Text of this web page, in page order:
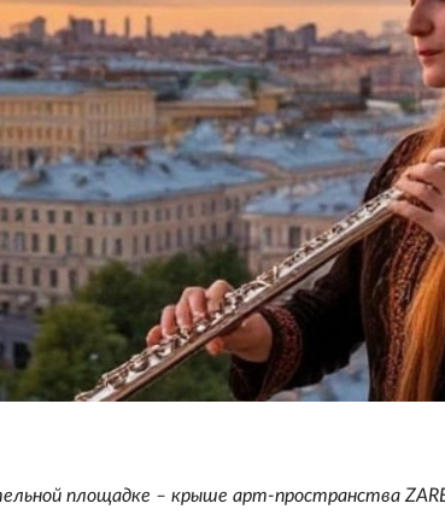
площадке – крыше арт-пространства